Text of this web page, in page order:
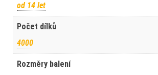
od 14 let
Počet dílků
4000
Rozměry balení